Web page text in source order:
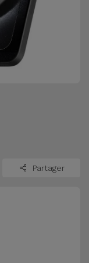
Partager